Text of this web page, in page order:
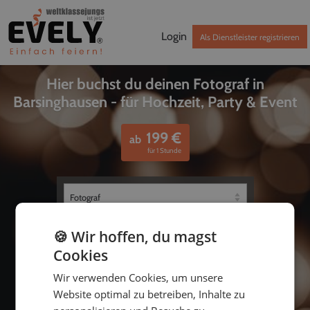
Login Als Dienstleister registrieren
Hier buchst du deinen Fotograf in
Barsinghausen - für Hochzeit, Party & Event
ab 199€
für 1 Stunde
bis
🍪 Wir hoffen, du magst
Cookies
Wir verwenden Cookies, um unsere
Website optimal zu betreiben, Inhalte zu